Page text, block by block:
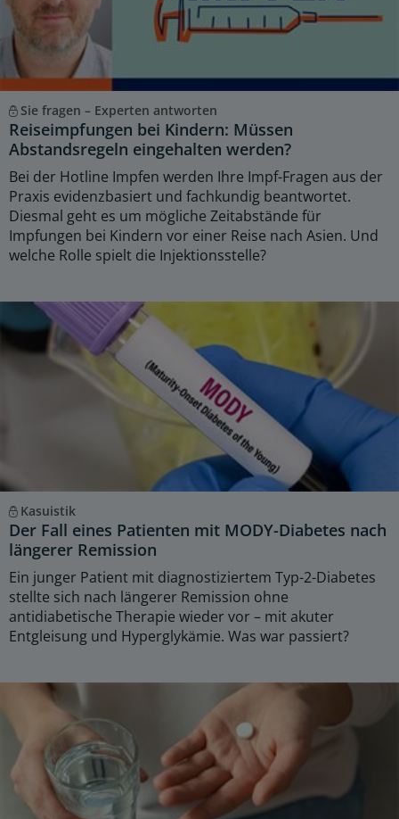
Sie fragen – Experten antworten
Reiseimpfungen bei Kindern: Müssen
Abstandsregeln eingehalten werden?
Bei der Hotline Impfen werden Ihre Impf-Fragen aus der
Praxis evidenzbasiert und fachkundig beantwortet.
Diesmal geht es um mögliche Zeitabstände für
Impfungen bei Kindern vor einer Reise nach Asien. Und
welche Rolle spielt die Injektionsstelle?
Kasuistik
Der Fall eines Patienten mit MODY-Diabetes nach
längerer Remission
Ein junger Patient mit diagnostiziertem Typ-2-Diabetes
stellte sich nach längerer Remission ohne
antidiabetische Therapie wieder vor – mit akuter
Entgleisung und Hyperglykämie. Was war passiert?